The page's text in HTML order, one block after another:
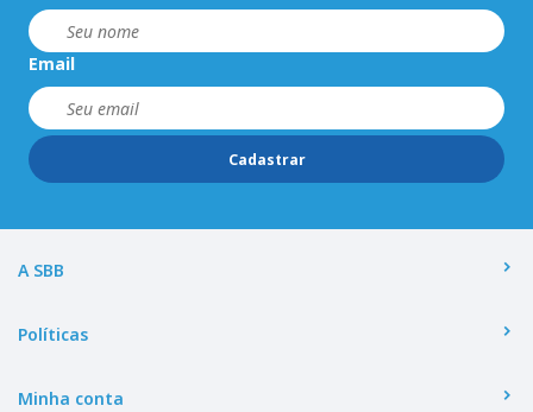
Email
Cadastrar
A SBB
Políticas
Minha conta